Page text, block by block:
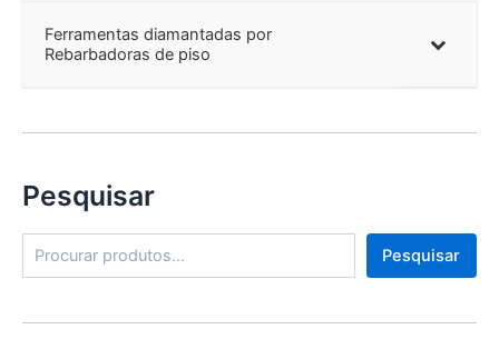
Ferramentas diamantadas por
Rebarbadoras de piso
Pesquisar
Pesquisar